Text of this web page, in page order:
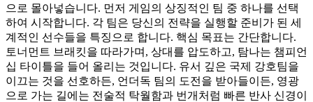
으로 몰아넣습니다. 먼저 게임의 상징적인 팀 중 하나를 선택
하여 시작합니다. 각 팀은 당신의 전략을 실행할 준비가 된 세
계적인 선수들을 특징으로 합니다. 핵심 목표는 간단합니다.
토너먼트 브래킷을 따라가며, 상대를 압도하고, 탐나는 챔피언
십 타이틀을 들어 올리는 것입니다. 유서 깊은 국제 강호팀을
이끄는 것을 선호하든, 언더독 팀의 도전을 받아들이든, 영광
으로 가는 길에는 전술적 탁월함과 번개처럼 빠른 반사 신경이